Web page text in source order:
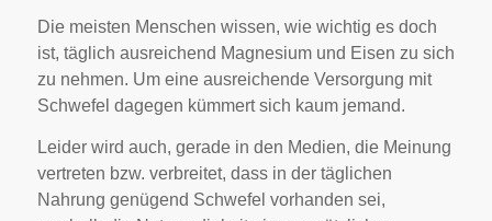
Die meisten Menschen wissen, wie wichtig es doch
ist, täglich ausreichend Magnesium und Eisen zu sich
zu nehmen. Um eine ausreichende Versorgung mit
Schwefel dagegen kümmert sich kaum jemand.
Leider wird auch, gerade in den Medien, die Meinung
vertreten bzw. verbreitet, dass in der täglichen
Nahrung genügend Schwefel vorhanden sei,